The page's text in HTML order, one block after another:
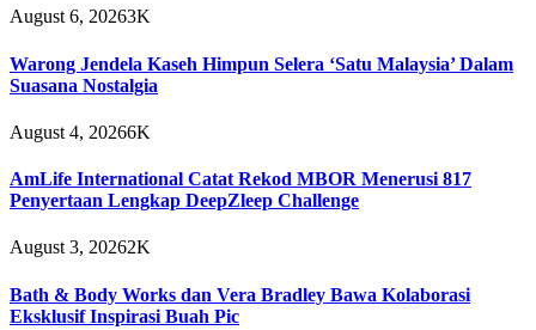
August 6, 20263K
Warong Jendela Kaseh Himpun Selera ‘Satu Malaysia’ Dalam
Suasana Nostalgia
August 4, 20266K
AmLife International Catat Rekod MBOR Menerusi 817
Penyertaan Lengkap DeepZleep Challenge
August 3, 20262K
Bath & Body Works dan Vera Bradley Bawa Kolaborasi
Eksklusif Inspirasi Buah Pic